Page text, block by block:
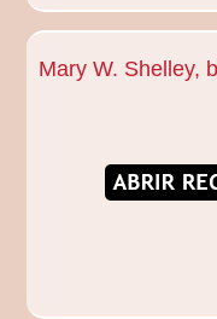
Mary W. Shelley,